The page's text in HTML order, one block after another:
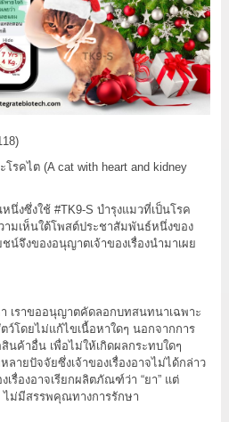
โรคไต(A cat with heart and kidney
นึ่งซึ่งใช้ #TK9-S บำรุงแมวที่เป็นโรค
ามเห็นใต้โพสต์ประชาสัมพันธ์หนึ่งของ
น์จึงของอนุญาตเจ้าของเรื่องนำมาเผย
เราขออนุญาตคัดลอกบทสนทนาเฉพาะ
ว์โดยไม่แก้ไขเนื้อหาใดๆ นอกจากการ
ค้าอื่น เพื่อไม่ให้เกิดผลกระทบใดๆ
ายปัจจัยซึ่งเจ้าของเรื่องอาจไม่ได้กล่าว
รื่องอาจเรียกผลิตภัณฑ์ว่า “ยา” แต่
ไม่มีสรรพคุณทางการรักษา